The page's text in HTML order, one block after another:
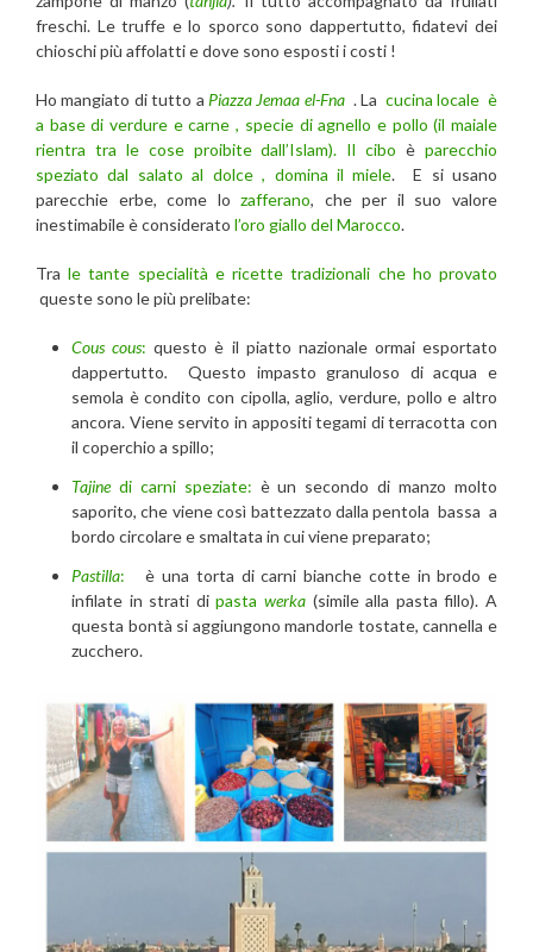
freschi. Le truffe e lo sporco sono dappertutto, fidatevi dei
chioschi più affolatti e dove sono esposti i costi !
Ho mangiato di tutto a Piazza Jemaa el-Fna . La cucina locale è
a base di verdure e carne , specie di agnello e pollo (il maiale
rientra tra le cose proibite dall’Islam). Il cibo èparecchio
speziato dal salato al dolce , domina il miele. E si usano
parecchie erbe, come lozafferano, che per il suo valore
inestimabile è considerato l’oro giallo del Marocco.
Trale tante specialità e ricette tradizionali che ho provato
queste sono le più prelibate:
Cous cous: questo è il piatto nazionale ormai esportato
dappertutto.Questo impasto granuloso di acqua e
semola è condito con cipolla, aglio, verdure, pollo e altro
ancora. Viene servito in appositi tegami di terracotta con
il coperchio a spillo;
Tajinedi carni speziate: è un secondo di manzo molto
saporito, che viene così battezzato dalla pentola bassa a
bordo circolare e smaltata in cui viene preparato;
Pastilla:è una torta di carni bianche cotte in brodo e
infilate in strati dipastawerka (simile alla pasta fillo). A
questa bontà si aggiungono mandorle tostate, cannella e
zucchero.